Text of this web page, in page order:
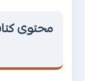
محتوى